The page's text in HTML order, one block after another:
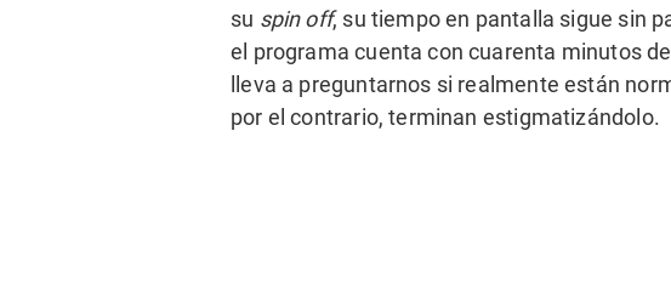
su spin off, su tiempo en pantalla sigue sin
el programa cuenta con cuarenta minutos
lleva a preguntarnos si realmente están
por el contrario, terminan estigmatizándolo.